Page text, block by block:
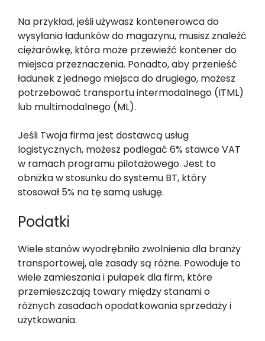
Na przykład, jeśli używasz kontenerowca do
wysyłania ładunków do magazynu, musisz znaleźć
ciężarówkę, która może przewieźć kontener do
miejsca przeznaczenia. Ponadto, aby przenieść
ładunek z jednego miejsca do drugiego, możesz
potrzebować transportu intermodalnego (ITML)
lub multimodalnego (ML).
Jeśli Twoja firma jest dostawcą usług
logistycznych, możesz podlegać 6% stawce VAT
w ramach programu pilotażowego. Jest to
obniżka w stosunku do systemu BT, który
stosował 5% na tę samą usługę.
Podatki
Wiele stanów wyodrębniło zwolnienia dla branży
transportowej, ale zasady są różne. Powoduje to
wiele zamieszania i pułapek dla firm, które
przemieszczają towary między stanami o
różnych zasadach opodatkowania sprzedaży i
użytkowania.